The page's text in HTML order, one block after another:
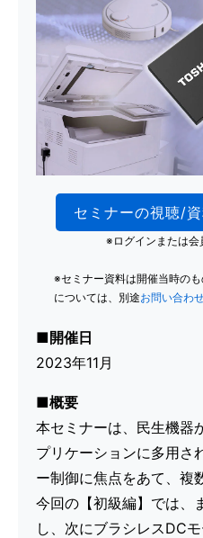
セミナーの視聴/
※ログインまたは会
※セミナー資料は開催当時の
については、別途お問い合わ
■開催日
2023年11月
■概要
本セミナーは、民生機器
プリケーションに多用さ
ー制御に焦点をあて、複
今回の【初級編】では、
し、次にブラシレスDC